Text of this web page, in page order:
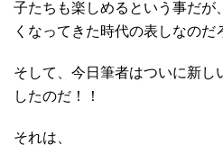
子たちも楽しめるという事だが
くなってきた時代の表しなのだ
そして、今日筆者はついに新
したのだ！！
それは、